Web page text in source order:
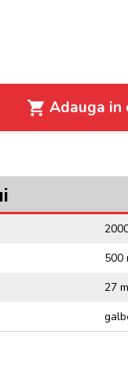
Adauga in
500
27